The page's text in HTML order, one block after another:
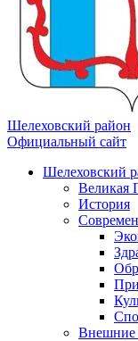
Шелеховский район
Официальный сайт
Шелеховский
Великая
История
Внешние